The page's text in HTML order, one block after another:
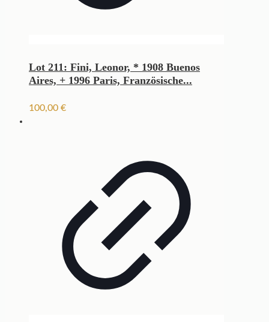
Lot 211: Fini, Leonor, * 1908 Buenos
Aires, + 1996 Paris, Französische...
100,00 €